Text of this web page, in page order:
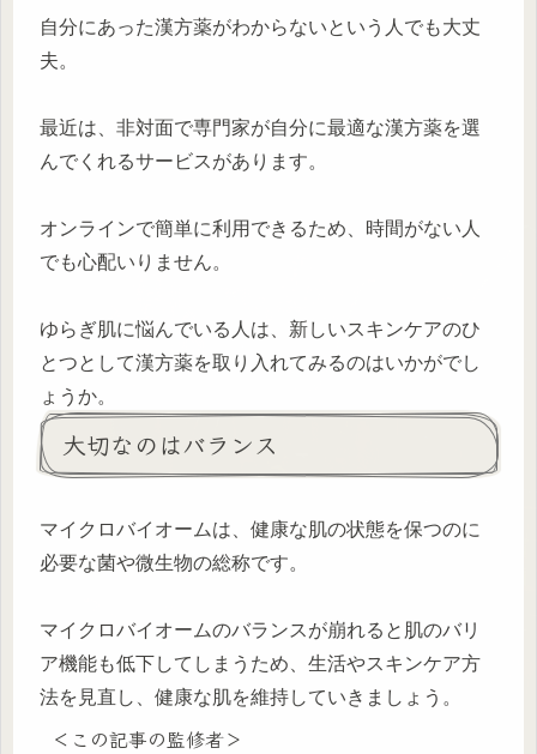
自分にあった漢方薬がわからないという人でも大丈
夫。
最近は、非対面で専門家が自分に最適な漢方薬を選
んでくれるサービスがあります。
オンラインで簡単に利用できるため、時間がない人
でも心配いりません。
ゆらぎ肌に悩んでいる人は、新しいスキンケアのひ
とつとして漢方薬を取り入れてみるのはいかがでし
ょうか。
大切なのはバランス
マイクロバイオームは、健康な肌の状態を保つのに
必要な菌や微生物の総称です。
マイクロバイオームのバランスが崩れると肌のバリ
ア機能も低下してしまうため、生活やスキンケア方
法を見直し、健康な肌を維持していきましょう。
＜この記事の監修者＞